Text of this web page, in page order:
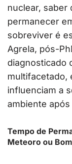
nuclear, saber
permanecer
sobreviver é
Agrela, pós-
diagnosticado
multifacetado,
influenciam a
ambiente
Tempo de
Meteoro ou